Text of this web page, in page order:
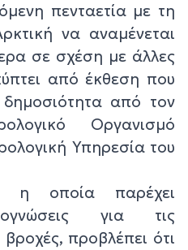
πενταετία με τη
να αναμένεται
σε σχέση με άλλες
από έκθεση που
από τον
Οργανισμό
Υπηρεσία του
η οποία παρέχει
για τις
προβλέπει ότι